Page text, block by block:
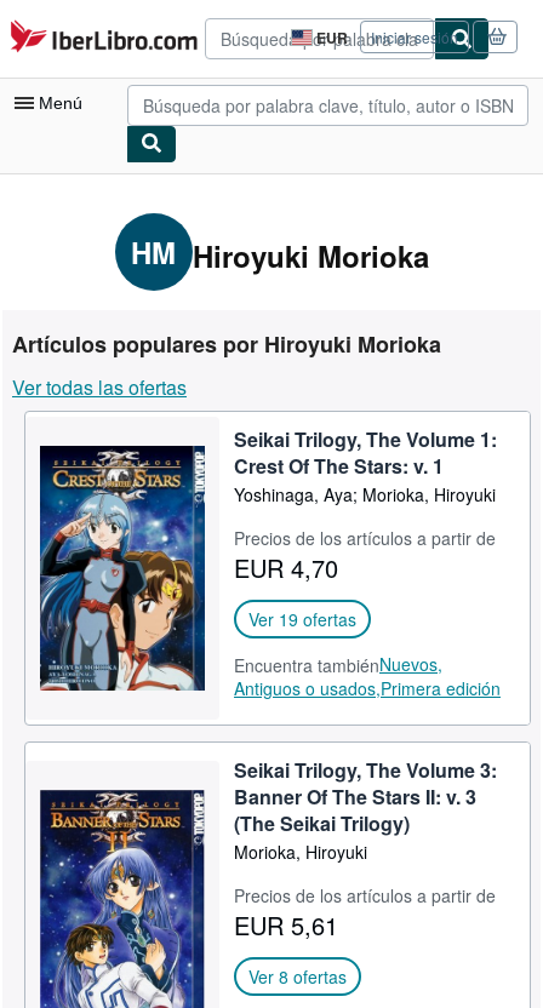
Pasar al contenido principal
IberLibro.com EUR
Preferencias
de
compra
del
Iniciar sesión
Menú
Consultar mis pedidos
Búsqueda avanzada
Libros antiguos
Arte y coleccionismo
Vendedores
Comenzar a vender
Ayuda
CERRAR
HM Hiroyuki Morioka
Artículos populares por Hiroyuki Morioka
Ver todas las ofertas
Seikai Trilogy, The Volume 1:
Crest Of The Stars: v. 1
Yoshinaga, Aya; Morioka, Hiroyuki
Precios de los artículos a partir de
EUR 4,70
Ver 19 ofertas
Encuentra tambiénNuevos,
Antiguos o usados,Primera edición
Seikai Trilogy, The Volume 3:
Banner Of The Stars II: v. 3
(The Seikai Trilogy)
Morioka, Hiroyuki
Precios de los artículos a partir de
EUR 5,61
Ver 8 ofertas